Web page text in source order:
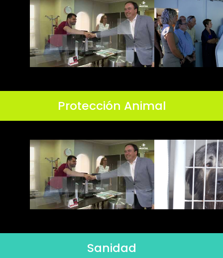
Protección Animal
Sanidad